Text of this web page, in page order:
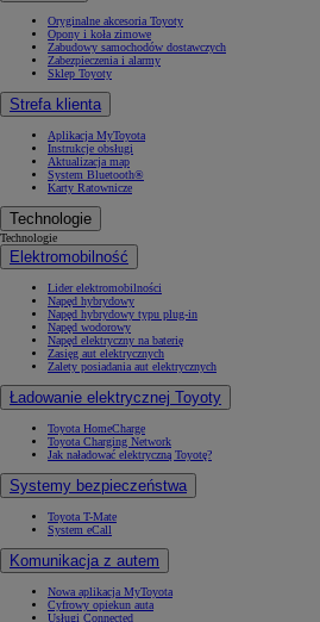
Oryginalne akcesoria Toyoty
Opony i koła zimowe
Zabudowy samochodów dostawczych
Zabezpieczenia i alarmy
Sklep Toyoty
Strefa klienta
Aplikacja MyToyota
Instrukcje obsługi
Aktualizacja map
System Bluetooth®
Karty Ratownicze
Technologie
Technologie
Elektromobilność
Lider elektromobilności
Napęd hybrydowy
Napęd hybrydowy typu plug-in
Napęd wodorowy
Napęd elektryczny na baterię
Zasięg aut elektrycznych
Zalety posiadania aut elektrycznych
Ładowanie elektrycznej Toyoty
Toyota HomeCharge
Toyota Charging Network
Jak naładować elektryczną Toyotę?
Systemy bezpieczeństwa
Toyota T-Mate
System eCall
Komunikacja z autem
Nowa aplikacja MyToyota
Cyfrowy opiekun auta
Usługi Connected